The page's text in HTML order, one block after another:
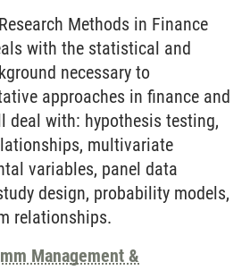
Methods in Finance
with the statistical and
necessary to
approaches in finance and
deal with: hypothesis testing,
multivariate
variables, panel data
design, probability models,
relationships.
Management &